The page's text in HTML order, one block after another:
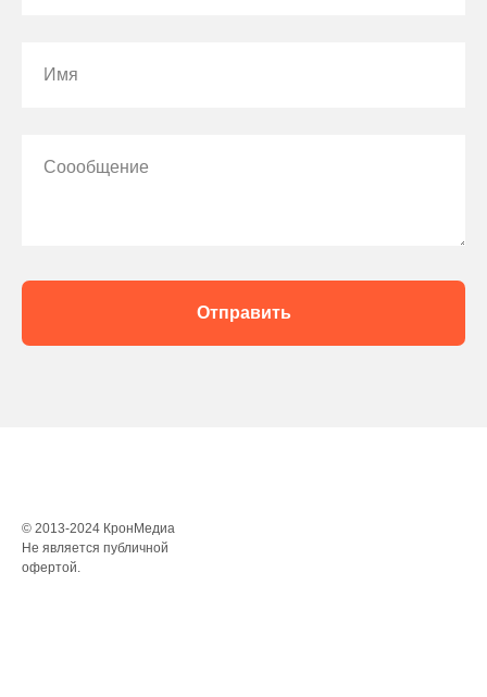
Имя
Соообщение
Отправить
© 2013-2024 КронМедиа
Не является публичной
офертой.